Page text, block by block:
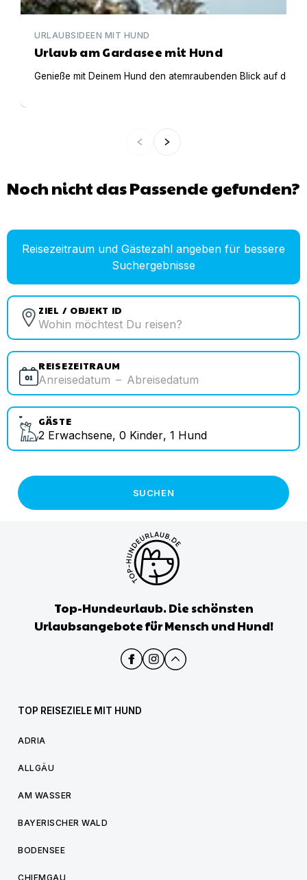
URLAUBSIDEEN MIT HUND
Urlaub am Gardasee mit Hund
Genieße mit Deinem Hund den atemraubenden Blick auf den
Noch nicht das Passende gefunden?
Reisezeitraum und Gästezahl angeben für bessere
Suchergebnisse
ZIEL / OBJEKT ID
REISEZEITRAUM
Anreisedatum – Abreisedatum
GÄSTE
2 Erwachsene, 0 Kinder, 1 Hund
SUCHEN
Top-Hundeurlaub. Die schönsten
Urlaubsangebote für Mensch und Hund!
TOP REISEZIELE MIT HUND
ADRIA
ALLGÄU
AM WASSER
BAYERISCHER WALD
BODENSEE
CHIEMGAU